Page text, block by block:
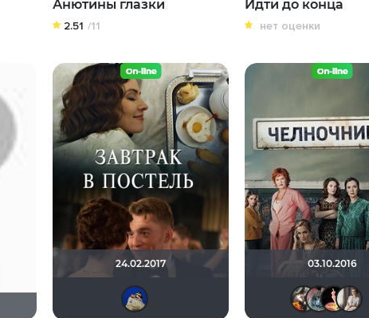
Анютины глазки
2.51 /11
Идти до конца
нет оценки
24.02.2017 03.10.2016